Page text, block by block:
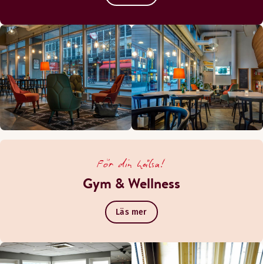
För din hälsa!
Gym & Wellness
Läs mer